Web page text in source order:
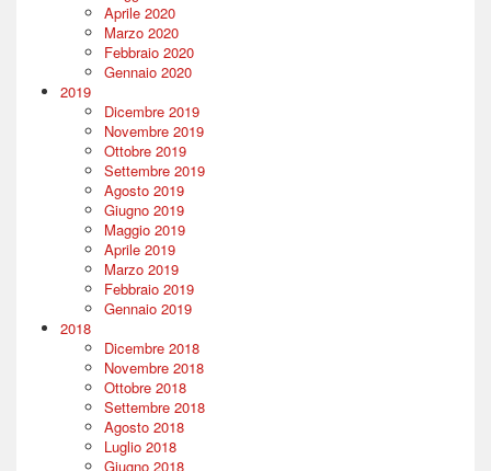
Aprile 2020
Marzo 2020
Febbraio 2020
Gennaio 2020
2019
Dicembre 2019
Novembre 2019
Ottobre 2019
Settembre 2019
Agosto 2019
Giugno 2019
Maggio 2019
Aprile 2019
Marzo 2019
Febbraio 2019
Gennaio 2019
2018
Dicembre 2018
Novembre 2018
Ottobre 2018
Settembre 2018
Agosto 2018
Luglio 2018
Giugno 2018